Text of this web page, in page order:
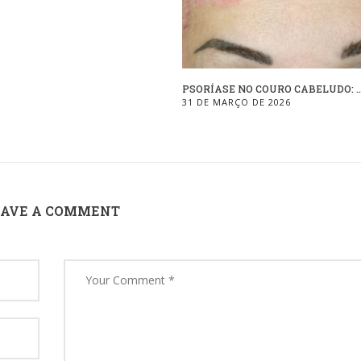
PSORÍASE NO COURO CABELUDO:
31 DE MARÇO DE 2026
A COMMENT